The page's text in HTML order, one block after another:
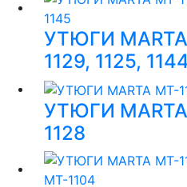
УТЮГИ MARTA
1129, 1125,
УТЮГИ
1128